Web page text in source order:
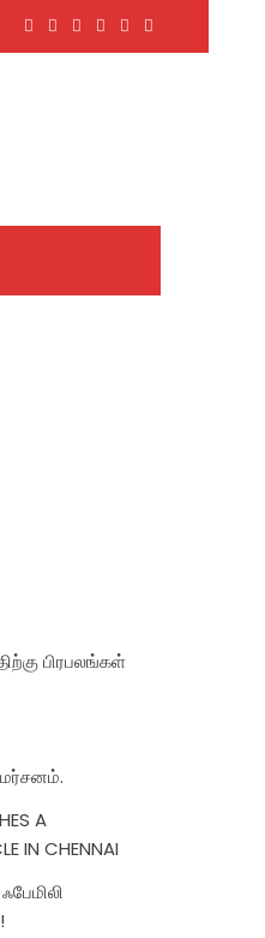
பிரபலங்கள்
A
IN CHENNAI